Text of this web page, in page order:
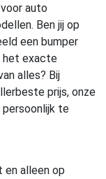
auto
Ben jij op
een bumper
het exacte
alles? Bij
prijs, onze
persoonlijk te
en alleen op